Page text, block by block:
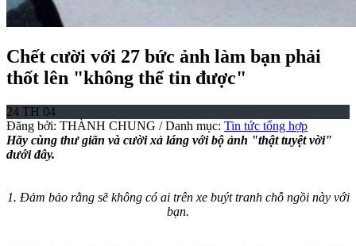
Chết cười với 27 bức ảnh làm bạn phải
thốt lên "không thể tin được"
24 TH 04
Đăng bởi: THÀNH CHUNG / Danh mục: Tin tức tổng hợp
Hãy cùng thư giãn và cười xả láng với bộ ảnh "thật tuyệt vời"
dưới đây.
1. Đảm bảo rằng sẽ không có ai trên xe buýt tranh chỗ ngồi này với
bạn.